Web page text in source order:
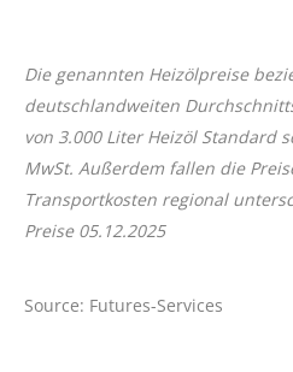
Die genannten Heizölpreise
deutschlandweiten
von 3.000 Liter Heizöl Standard
MwSt. Außerdem fallen die
Transportkosten regional
Preise 05.12.2025
Source: Futures-Services